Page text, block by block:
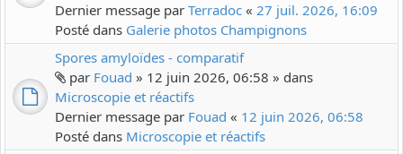
Dernier message par Terradoc « 27 juil. 2026, 16:09
Posté dans Galerie photos Champignons
Spores amyloïdes - comparatif
par Fouad » 12 juin 2026, 06:58 » dans
Microscopie et réactifs
Dernier message par Fouad « 12 juin 2026, 06:58
Posté dans Microscopie et réactifs